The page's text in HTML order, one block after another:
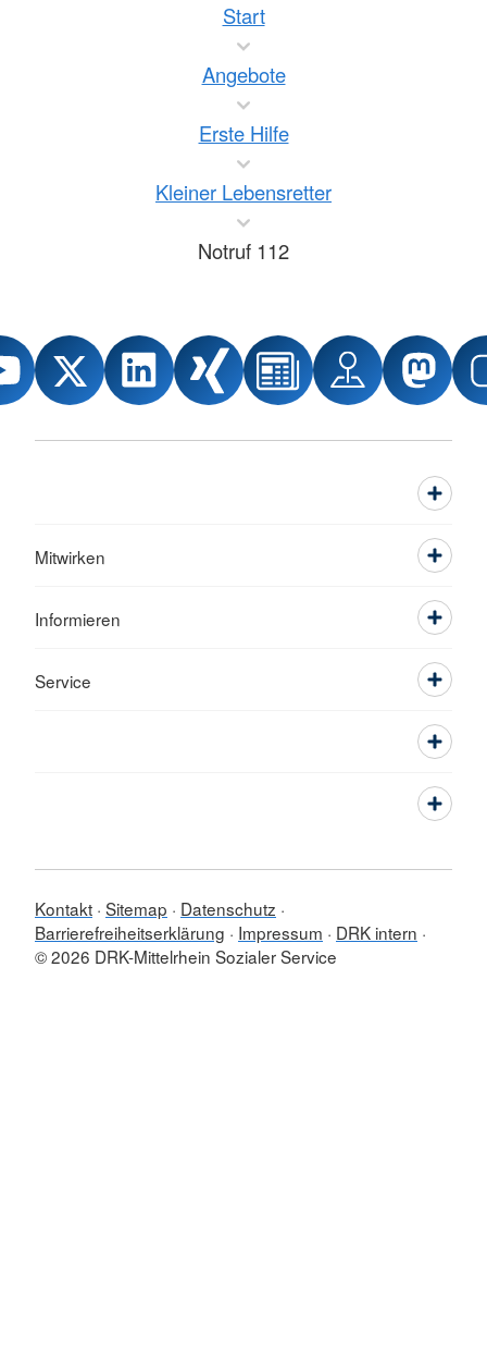
Start
Angebote
Erste Hilfe
Kleiner Lebensretter
Notruf 112
Mitwirken
Informieren
Service
Kontakt Sitemap
Datenschutz
Barrierefreiheitserklärung
Impressum
DRK intern
© 2026 DRK-Mittelrhein Sozialer Service